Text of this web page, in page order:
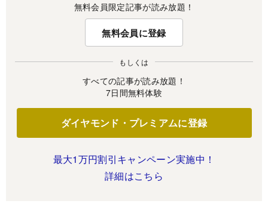
無料会員限定記事が読み放題！
無料会員に登録
もしくは
すべての記事が読み放題！
7日間無料体験
ダイヤモンド・プレミアムに登録
最大1万円割引キャンペーン実施中！
詳細はこちら